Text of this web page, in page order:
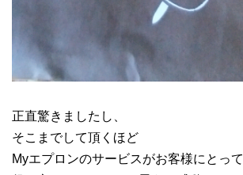
正直驚きましたし、
そこまでして頂くほど
Myエプロンのサービスがお客様にとって